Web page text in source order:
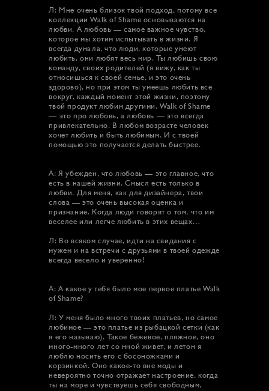
Л: Мне очень близок твой подход, потому все
коллекции Walk of Shame основываются на
любви. А любовь — самое важное чувство,
которое мы хотим испытывать в жизни. Я
всегда думала, что люди, которые умеют
любить, они любят весь мир. Ты любишь свою
команду, своих родителей (я вижу, как ты
относишься к своей семье, и это очень
здорово), но при этом ты умеешь любить все
вокруг, каждый момент этой жизни, поэтому
твой продукт любим другими. Walk of Shame
— это про любовь, а любовь — это всегда
привлекательно. В любом возрасте человек
хочет любить и быть любимым. И с твоей
помощью это получается делать быстрее.
А: Я убежден, что любовь — это главное, что
есть в нашей жизни. Смысл есть только в
любви. Для меня, как для дизайнера, твои
слова — это очень высокая оценка и
признание. Когда люди говорят о том, что им
веселее или легче любить в этих вещах…
Л: Во всяком случае, идти на свидания с
мужем и на встречи с друзьями в твоей одежде
всегда весело и уверенно!
А: А какое у тебя было мое первое платье Walk
of Shame?
Л: У меня было много твоих платьев, но самое
любимое — это платье из рыбацкой сетки (как
я его называю). Такое бежевое, пляжное, оно
много-много лет со мной живет, и летом я
люблю носить его с босоножками и
корзинкой. Оно какое-то вне моды и
невероятно точно отражает настроение, когда
ты на море и чувствуешь себя свободным,